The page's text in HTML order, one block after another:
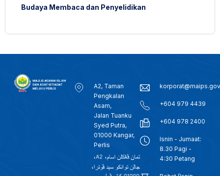
Budaya Membaca dan Penyelidikan
A2, Taman
Pengkalan
Asam,
Jalan Tuanku
Syed Putra,
01000 Kangar,
Perlis
+604 979 4439
+604 978 2400
Isnin - Jumaat:
8.30 Pagi -
4:30 Petang